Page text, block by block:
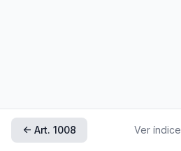
← Art. 1008 Ver índice